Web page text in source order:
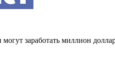
могут заработать миллион